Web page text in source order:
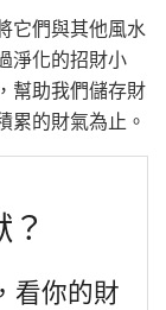
它們與其他風水
淨化的招財小
幫助我們儲存財
累的財氣為止。
看你的財